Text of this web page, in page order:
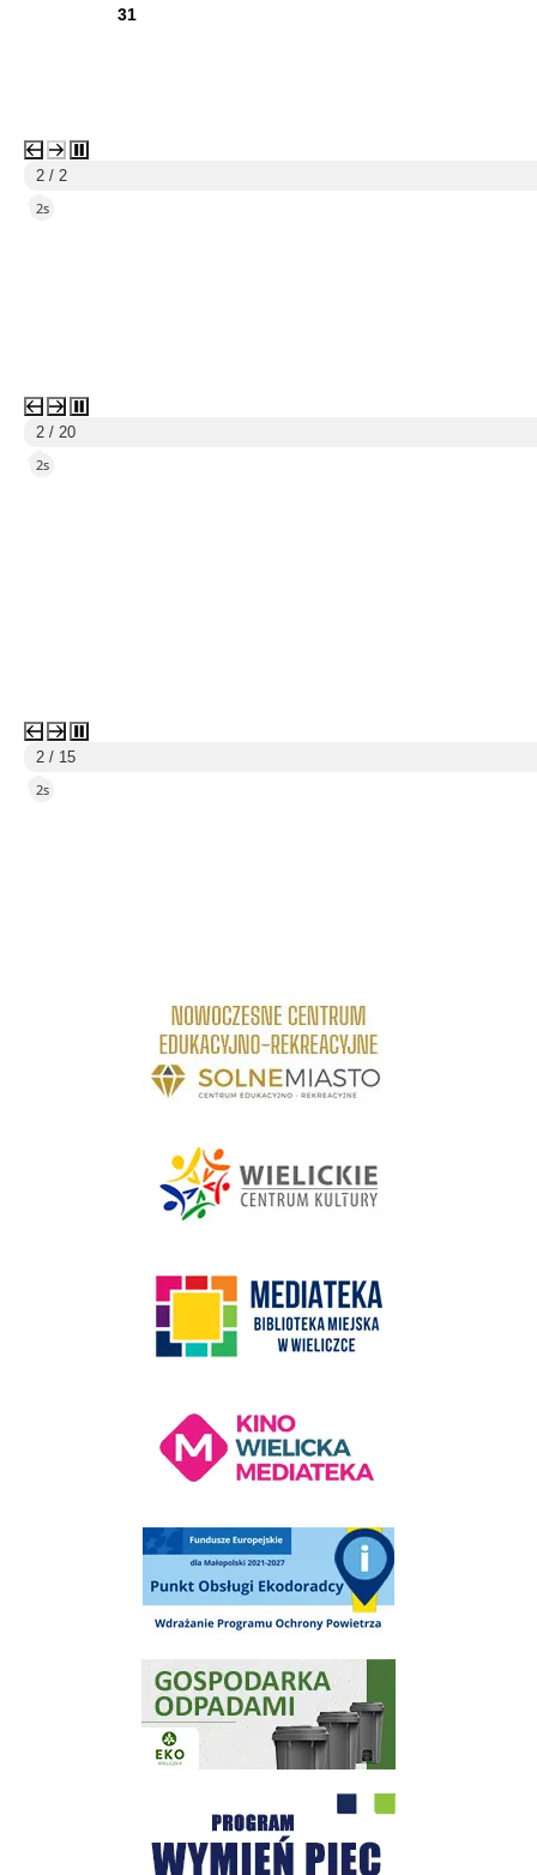
31
1 / 2
5s
3 / 20
5s
3 / 15
5s
link do strony Centrum Edukacyjno Rekreacyjne
Punkt Obsługi Ekodoradcy Wieliczka
Gospodarka odpadami na terenie Miasta i Gminy Wieliczka
Program "Czyste Powietrze" - Wieliczka